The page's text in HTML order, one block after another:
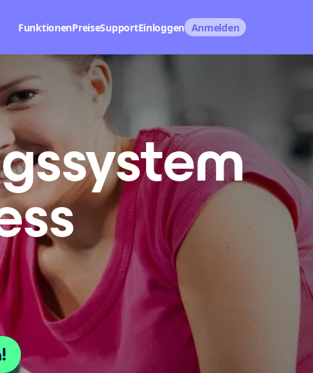
FunktionenPreiseSupportEinloggen Anmelden